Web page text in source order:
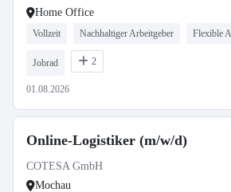
Home Office
Vollzeit Nachhaltiger Arbeitgeber Flexible
Jobrad 2
01.08.2026
Online-Logistiker (m/w/d)
COTESA GmbH
Mochau